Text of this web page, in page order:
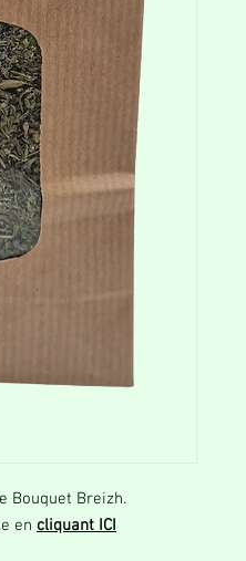
Bouquet Breizh.
en cliquant ICI